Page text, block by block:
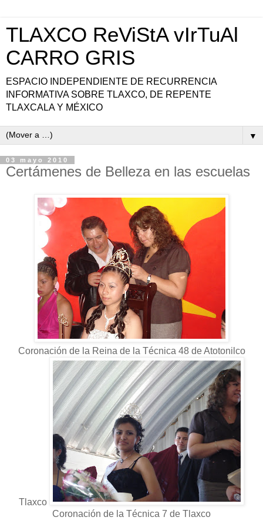
TLAXCO ReViStA vIrTuAl
CARRO GRIS
ESPACIO INDEPENDIENTE DE RECURRENCIA
INFORMATIVA SOBRE TLAXCO, DE REPENTE
TLAXCALA Y MÉXICO
▼
03 mayo 2010
Certámenes de Belleza en las escuelas
Coronación de la Reina de la Técnica 48 de Atotonilco
Tlaxco
Coronación de la Técnica 7 de Tlaxco